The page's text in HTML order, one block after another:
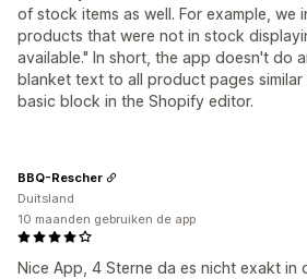
of stock items as well. For example, we
products that were not in stock
available." In short, the app doesn't do
blanket text to all product pages
basic block in the Shopify editor.
Nice App, 4 Sterne da es nicht exakt in
BBQ-Rescher
Duitsland
10 maanden gebruiken de app